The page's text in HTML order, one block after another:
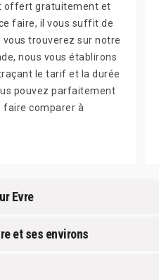
offert gratuitement et
faire, il vous suffit de
trouverez sur notre
nous vous établirons
le tarif et la durée
pouvez parfaitement
faire comparer à
Evre
et ses environs